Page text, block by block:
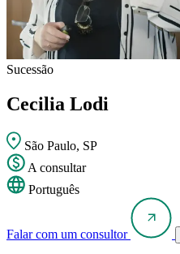
Sucessão
Cecilia Lodi
São Paulo, SP
A consultar
Português
Falar com um consultor